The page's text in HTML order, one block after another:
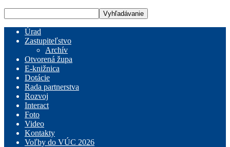
Úrad
Zastupiteľstvo
Archív
Otvorená župa
E-knižnica
Dotácie
Rada partnerstva
Rozvoj
Interact
Foto
Video
Kontakty
Voľby do VÚC 2026